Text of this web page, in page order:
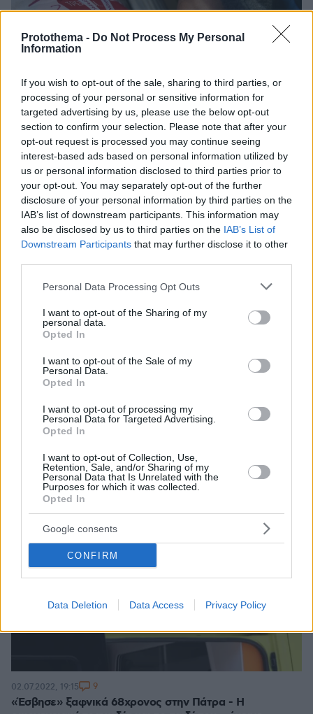
Protothema - Do Not Process My Personal
Information
If you wish to opt-out of the sale, sharing to third parties, or
processing of your personal or sensitive information for
targeted advertising by us, please use the below opt-out
section to confirm your selection. Please note that after your
opt-out request is processed you may continue seeing
interest-based ads based on personal information utilized by
us or personal information disclosed to third parties prior to
your opt-out. You may separately opt-out of the further
disclosure of your personal information by third parties on the
IAB’s list of downstream participants. This information may
also be disclosed by us to third parties on the IAB’s List of
Downstream Participants that may further disclose it to other
Please note that this website/app uses one or more Google
not limited to your visit or usage behaviour. You may click to
grant or deny consent to Google and its third-party tags to
use your data for below specified purposes in below Google
consent section.
Personal Data Processing Opt Outs
I want to opt-out of the Sharing of my
personal data.
Opted In
I want to opt-out of the Sale of my
Personal Data.
Opted In
I want to opt-out of processing my
Personal Data for Targeted Advertising.
Opted In
I want to opt-out of Collection, Use,
Retention, Sale, and/or Sharing of my
Personal Data that Is Unrelated with the
Purposes for which it was collected.
Opted In
Google consents
CONFIRM
Data Deletion Data Access Privacy Policy
Ο καρκίνος αφήνει ορφανά από μητέρα ένα
εκατομμύρια παιδιά κάθε χρόνο
Το 78% των θανάτων γυναικών από καρκίνο
αφορούσε ηλικίες κάτω των 50 ετών
«Έσβησε» ξαφνικά 68χρονος στην Πάτρα - Η
02.07.2022, 19:15 9